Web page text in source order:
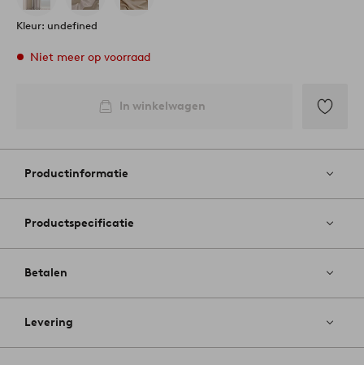
Kleur: undefined
Niet meer op voorraad
In winkelwagen
aan
Productinformatie
Productspecificatie
Betalen
Levering